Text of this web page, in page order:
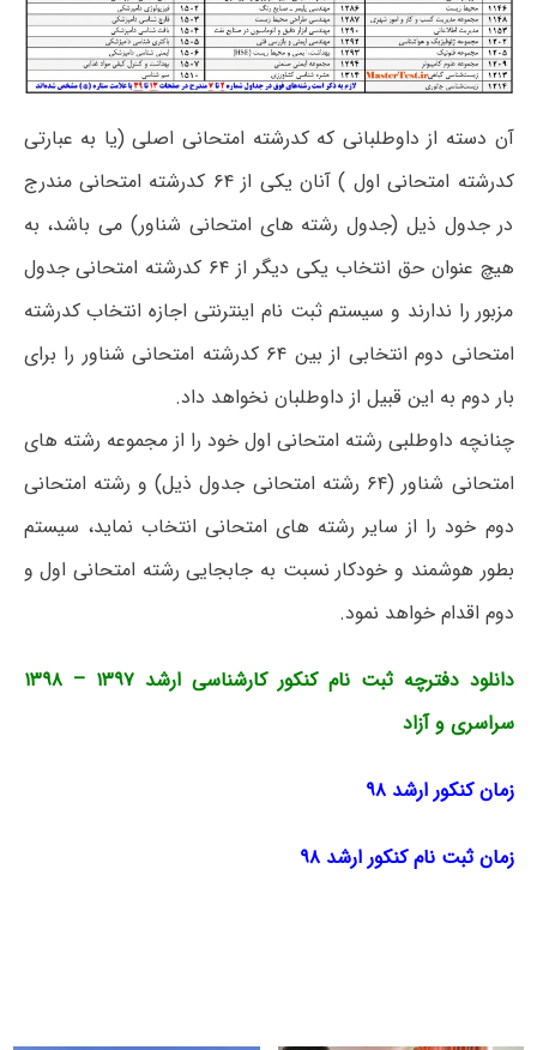
آن دسته از داوطلبانی که کدرشته امتحانی اصلی (یا به عبارتی
کدرشته امتحانی اول ) آنان یکی از ۶۴ کدرشته امتحانی مندرج
در جدول ذیل (جدول رشته های امتحانی شناور) می باشد، به
هیچ عنوان حق انتخاب یکی دیگر از ۶۴ کدرشته امتحانی جدول
مزبور را ندارند و سیستم ثبت نام اینترنتی اجازه انتخاب کدرشته
امتحانی دوم انتخابی از بین ۶۴ کدرشته امتحانی شناور را برای
بار دوم به این قبیل از داوطلبان نخواهد داد.
چنانچه داوطلبی رشته امتحانی اول خود را از مجموعه رشته های
امتحانی شناور (۶۴ رشته امتحانی جدول ذیل) و رشته امتحانی
دوم خود را از سایر رشته های امتحانی انتخاب نماید، سیستم
بطور هوشمند و خودکار نسبت به جابجایی رشته امتحانی اول و
دوم اقدام خواهد نمود.
دانلود دفترچه ثبت نام کنکور کارشناسی ارشد ۱۳۹۷ – ۱۳۹۸
سراسری و آزاد
زمان کنکور ارشد ۹۸
زمان ثبت نام کنکور ارشد ۹۸